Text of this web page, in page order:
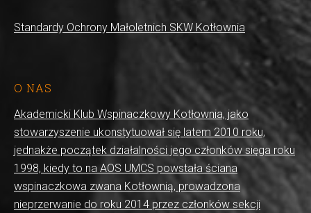
Standardy Ochrony Małoletnich SKW Kotłownia
O NAS
Akademicki Klub Wspinaczkowy Kotłownia, jako
stowarzyszenie ukonstytuował się latem 2010 roku,
jednakże początek działalności jego członków sięga roku
1998, kiedy to na AOS UMCS powstała ściana
wspinaczkowa zwana Kotłownią, prowadzona
nieprzerwanie do roku 2014 przez członków sekcji